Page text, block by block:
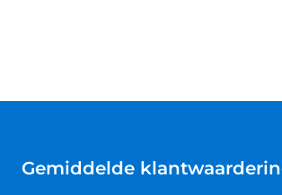
Gemiddelde